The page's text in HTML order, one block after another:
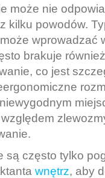
może nie
kilku powodów.
wprowadzać
brakuje
co jest
są często tylko
wnętrz, aby